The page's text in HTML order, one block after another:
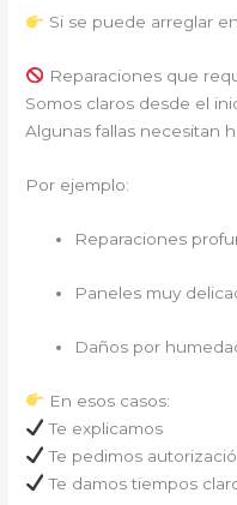
Si se puede arreglar
Reparaciones que
Somos claros desde el
Algunas fallas necesitan
Por ejemplo:
Reparaciones
Paneles muy
Daños por
En esos casos:
Te explicamos
Te pedimos
Te damos tiempos